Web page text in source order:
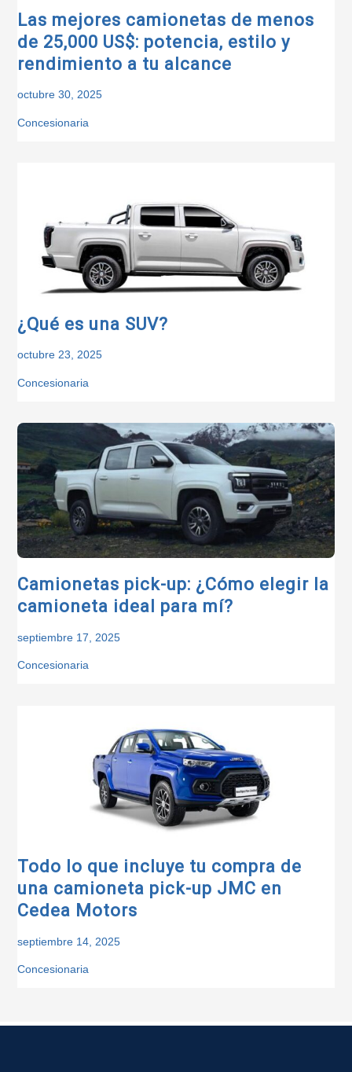
Las mejores camionetas de menos
de 25,000 US$: potencia, estilo y
rendimiento a tu alcance
octubre 30, 2025
Concesionaria
¿Qué es una SUV?
octubre 23, 2025
Concesionaria
Camionetas pick-up: ¿Cómo elegir la
camioneta ideal para mí?
septiembre 17, 2025
Concesionaria
Todo lo que incluye tu compra de
una camioneta pick-up JMC en
Cedea Motors
septiembre 14, 2025
Concesionaria